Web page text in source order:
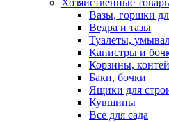
Хозяйственные
Вазы, горшки
Ведра и тазы
Туалеты,
Канистры и
Корзины,
Баки, бочки
Ящики для
Кувшины
Все для сада